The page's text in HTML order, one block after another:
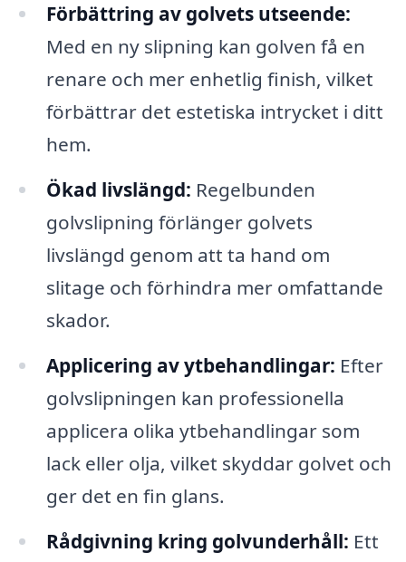
Förbättring av golvets utseende:
Med en ny slipning kan golven få en
renare och mer enhetlig finish, vilket
förbättrar det estetiska intrycket i ditt
hem.
Ökad livslängd: Regelbunden
golvslipning förlänger golvets
livslängd genom att ta hand om
slitage och förhindra mer omfattande
skador.
Applicering av ytbehandlingar: Efter
golvslipningen kan professionella
applicera olika ytbehandlingar som
lack eller olja, vilket skyddar golvet och
ger det en fin glans.
Rådgivning kring golvunderhåll: Ett